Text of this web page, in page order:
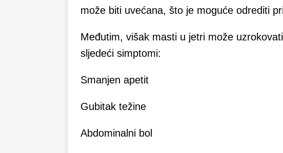
može biti uvećana, što je moguće odrediti
Međutim, višak masti u jetri može
sljedeći simptomi:
Smanjen apetit
Gubitak težine
Abdominalni bol